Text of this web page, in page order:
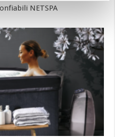
NETSPA